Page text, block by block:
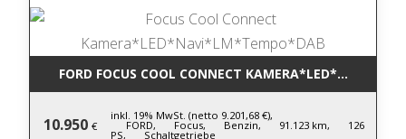
FORD FOCUS COOL CONNECT
10.950 €
inkl. 19% MwSt. (netto 9.201,68 €),
FORD, Focus, Benzin, 91.123 km, 126
PS, Schaltgetriebe